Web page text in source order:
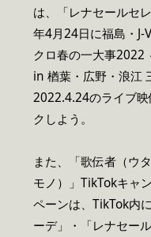
は、「レナセールセ
年4月24日に福島・J-
クロ春の一大事2022
in 楢葉・広野・浪江
2022.4.24のライブ
クしよう。
また、「歌伝者（ウ
モノ）」TikTokキャ
ペーンは、TikTok内
ーデ」・「レナセー